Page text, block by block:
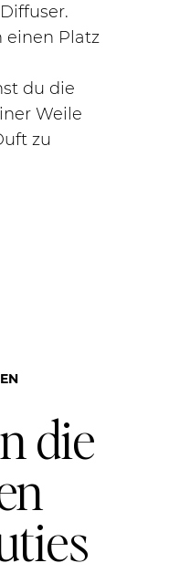
einen Platz
du die
Weile
zu
die